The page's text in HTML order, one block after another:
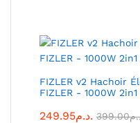
FIZLER v2 Hachoir
FIZLER - 1000W
249.95 د.م. 399.00